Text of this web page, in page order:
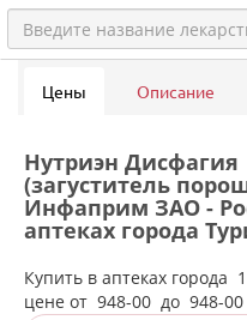
Цены Описание
Нутриэн Дисфагия
(загуститель
Инфаприм ЗАО -
аптеках города
Купить в аптеках города 1
цене от 948-00 до 948-00